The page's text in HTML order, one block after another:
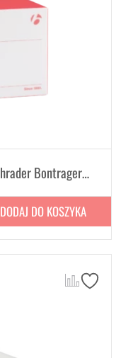
Dętka rowerowa na wentyl Schrader Bontrager Standard 14" x 1.75-2.125", 35mm
DODAJ DO KOSZYKA